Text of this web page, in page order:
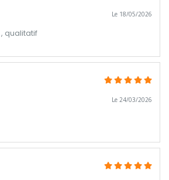
Le 18/05/2026
qualitatif
Le 24/03/2026